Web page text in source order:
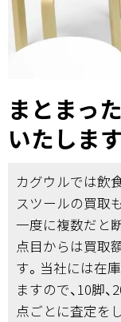
まとまっ
いたします
カグウルでは飲
スツールの買取
一度に複数だと
点目からは買取
す。当社には在
ますので、10脚
点ごとに査定を